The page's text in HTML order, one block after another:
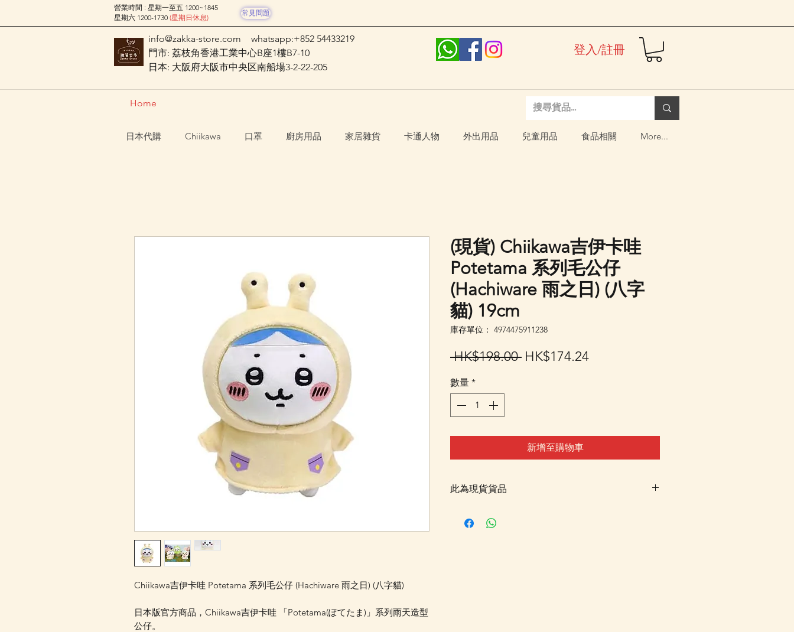
營業時間 : 星期一至五 1200~1845
星期六 1200-1730 (星期日休息)
常見問題
info@zakka-store.com
whatsapp:+852 54433219
門市: 荔枝角香港工業中心B座1樓B7-10
日本: 大阪府大阪市中央区南船場3-2-22-205
登入/註冊
Home
日本代購 Chiikawa 口罩 廚房用品 家居雜貨 卡通人物 外出用品 兒童用品 食品相關 More...
Chiikawa吉伊卡哇 Potetama 系列毛公仔 (Hachiware 雨之日) (八字貓)
日本版官方商品，Chiikawa吉伊卡哇 「Potetama(ぽてたま)」系列雨天造型
公仔。
(現貨) Chiikawa吉伊卡哇
Potetama 系列毛公仔
(Hachiware 雨之日) (八字
貓) 19cm
庫存單位： 4974475911238
HK$198.00 一
HK$174.24促
數量 *
新增至購物車
此為現貨貨品
統顯示為"無庫存"或 未能放入購物車時, 可以